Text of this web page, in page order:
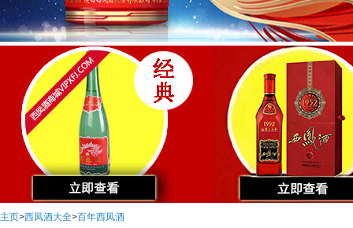
主页>西凤酒大全>百年西凤酒